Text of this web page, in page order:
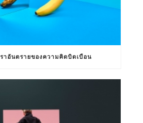
าอันตรายของความคิดบิดเบือน